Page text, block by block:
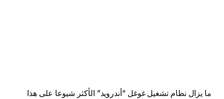
ما يزال نظام تشغيل غوغل “أندرويد” الأكثر شيوعا على هذا